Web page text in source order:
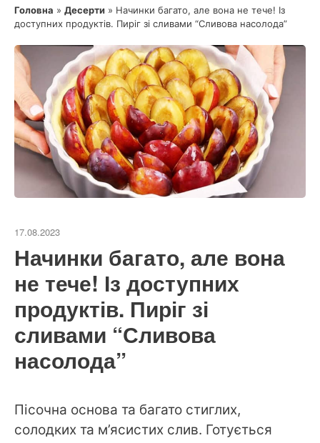
Головна » Десерти » Начинки багато, але вона не тече! Із
доступних продуктів. Пиріг зі сливами “Сливова насолода”
17.08.2023
Начинки багато, але вона
не тече! Із доступних
продуктів. Пиріг зі
сливами “Сливова
насолода”
Пісочна основа та багато стиглих,
солодких та м’ясистих слив. Готується